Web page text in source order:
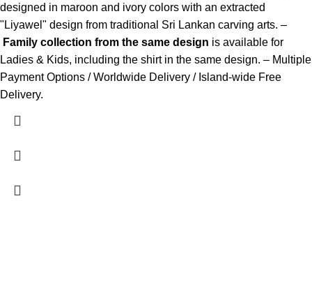
designed in maroon and ivory colors with an extracted
"Liyawel" design from traditional Sri Lankan carving arts. –
Family collection from the same design is available for
Ladies & Kids, including the shirt in the same design. – Multiple
Payment Options / Worldwide Delivery / Island-wide Free
Delivery.